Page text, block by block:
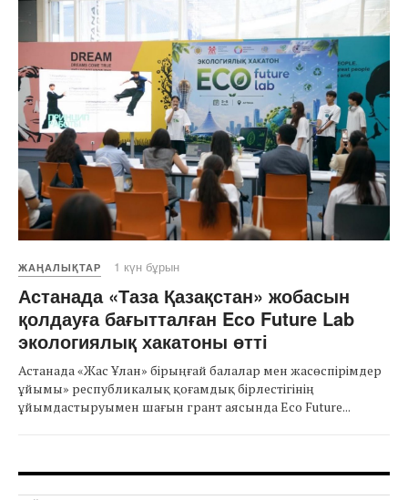
ЖАҢАЛЫҚТАР 1 күн бұрын
Астанада «Таза Қазақстан» жобасын
қолдауға бағытталған Eco Future Lab
экологиялық хакатоны өтті
Астанада «Жас Ұлан» бірыңғай балалар мен жасөспірімдер
ұйымы» республикалық қоғамдық бірлестігінің
ұйымдастыруымен шағын грант аясында Eco Future...